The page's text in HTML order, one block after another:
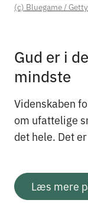
(c) Bluegame /
Gud er i
mindste
Videnskaben
om ufattelige
det hele. Det
Læs mere